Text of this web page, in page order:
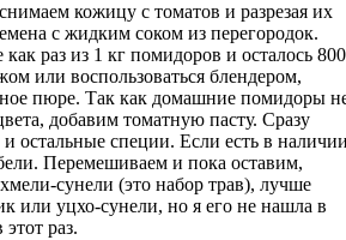
кожицу с томатов и разрезая их
с жидким соком из перегородок.
раз из 1 кг помидоров и осталось 800
или воспользоваться блендером,
пюре. Так как домашние помидоры
добавим томатную пасту. Сразу
остальные специи. Если есть в
Перемешиваем и пока оставим,
сунели (это набор трав), лучше
или уцхо-сунели, но я его не нашла в
раз.